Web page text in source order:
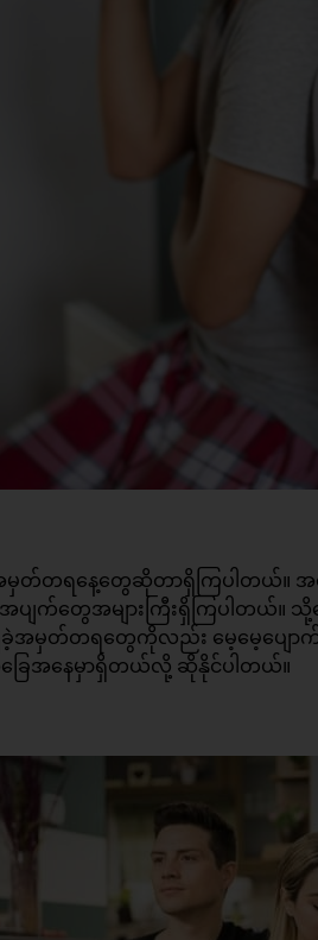
ာအမှတ်တရနေ့တွေဆိုတာရှိကြပါတ
ျက်တွေအများကြီးရှိကြပါတယ်
အမှတ်တရတွေကိုလည်း မေ့မေ့ပျော
ေအနေမှာရှိတယ်လို့ ဆိုနိုင်ပါတယ်။